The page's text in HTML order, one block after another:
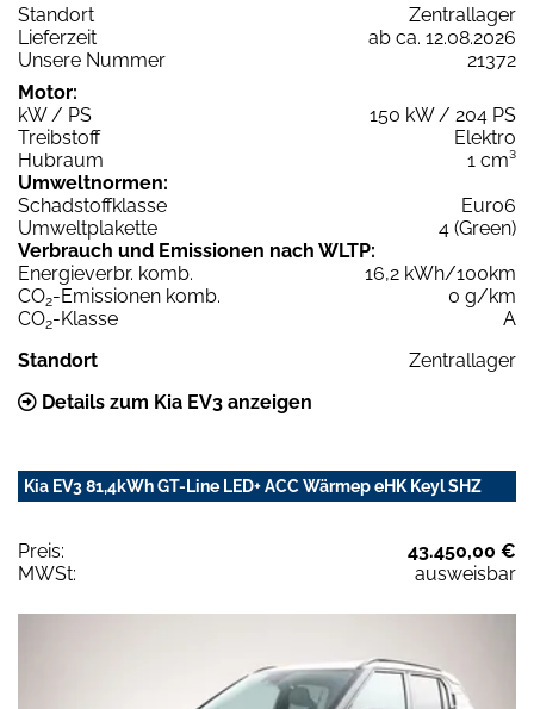
Standort
Zentrallager
Lieferzeit
ab ca. 12.08.2026
Unsere Nummer
21372
Motor:
kW / PS
150 kW / 204 PS
Treibstoff
Elektro
Hubraum
1 cm³
Umweltnormen:
Schadstoffklasse
Euro6
Umweltplakette
4 (Green)
Verbrauch und Emissionen nach WLTP:
Energieverbr. komb.
16,2 kWh/100km
CO2-Emissionen komb.
0 g/km
CO2-Klasse
A
Standort
Zentrallager
Details zum Kia EV3 anzeigen
Kia EV3 81,4kWh GT-Line LED+ ACC Wärmep eHK Keyl SHZ
Preis:
43.450,00 €
MWSt:
ausweisbar